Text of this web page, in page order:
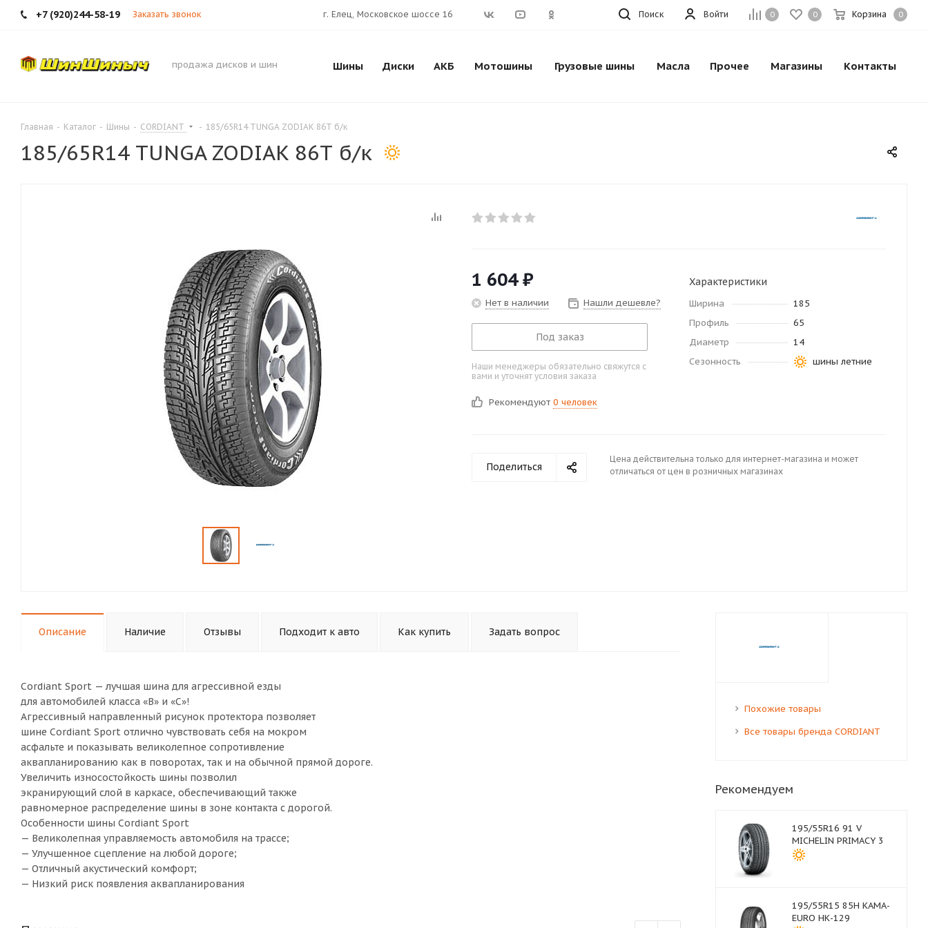
+7 (920)244-58-19 Заказать звонок 0 0 Корзина 0
Войти
г. Елец, Московское шоссе 16 Поиск
продажа дисков и шин Шины Диски АКБ Мотошины Грузовые шины Масла Прочее Магазины Контакты
Главная - Каталог - Шины - CORDIANT - 185/65R14 TUNGA ZODIAK 86Т б/к
185/65R14 TUNGA ZODIAK 86Т б/к
1 604₽
Нет в наличии Нашли дешевле?
Под заказ
Наши менеджеры обязательно свяжутся с
вами и уточнят условия заказа
Рекомендуют 0 человек
Характеристики
Ширина
185
Профиль
65
Диаметр
14
Сезонность
шины летние
Поделиться
Цена действительна только для интернет-магазина и может
отличаться от цен в розничных магазинах
Описание Наличие Отзывы Подходит к авто Как купить Задать вопрос
Cordiant Sport — лучшая шина для агрессивной езды
для автомобилей класса «В» и «С»!
Агрессивный направленный рисунок протектора позволяет
шине Cordiant Sport отлично чувствовать себя на мокром
асфальте и показывать великолепное сопротивление
аквапланированию как в поворотах, так и на обычной прямой дороге.
Увеличить износостойкость шины позволил
экранирующий слой в каркасе, обеспечивающий также
равномерное распределение шины в зоне контакта с дорогой.
Особенности шины Cordiant Sport
— Великолепная управляемость автомобиля на трассе;
— Улучшенное сцепление на любой дороге;
— Отличный акустический комфорт;
— Низкий риск появления аквапланирования
Похожие товары
Все товары бренда CORDIANT
Рекомендуем
195/55R16 91 V
MICHELIN PRIMACY 3
195/55R15 85H КАМА-
EURO НК-129